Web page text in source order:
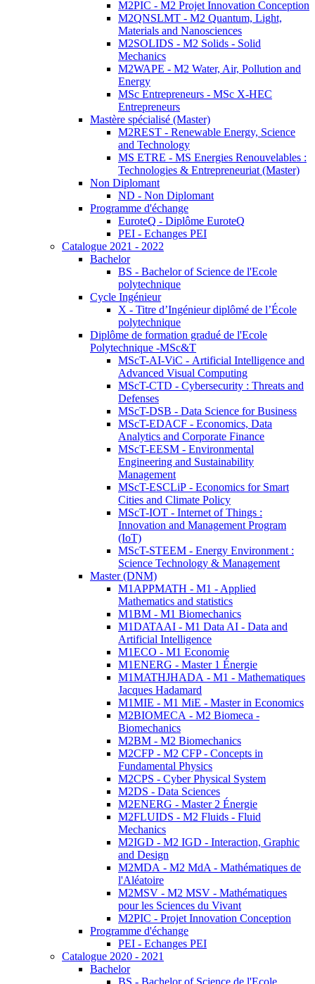
M2PIC - M2 Projet Innovation Conception
M2QNSLMT - M2 Quantum, Light,
Materials and Nanosciences
M2SOLIDS - M2 Solids - Solid
Mechanics
M2WAPE - M2 Water, Air, Pollution and
Energy
MSc Entrepreneurs - MSc X-HEC
Entrepreneurs
Mastère spécialisé (Master)
M2REST - Renewable Energy, Science
and Technology
MS ETRE - MS Energies Renouvelables :
Technologies & Entrepreneuriat (Master)
Non Diplomant
ND - Non Diplomant
Programme d'échange
EuroteQ - Diplôme EuroteQ
PEI - Echanges PEI
Catalogue 2021 - 2022
Bachelor
BS - Bachelor of Science de l'Ecole
polytechnique
Cycle Ingénieur
X - Titre d’Ingénieur diplômé de l’École
polytechnique
Diplôme de formation gradué de l'Ecole
Polytechnique -MSc&T
MScT-AI-ViC - Artificial Intelligence and
Advanced Visual Computing
MScT-CTD - Cybersecurity : Threats and
Defenses
MScT-DSB - Data Science for Business
MScT-EDACF - Economics, Data
Analytics and Corporate Finance
MScT-EESM - Environmental
Engineering and Sustainability
Management
MScT-ESCLiP - Economics for Smart
Cities and Climate Policy
MScT-IOT - Internet of Things :
Innovation and Management Program
(IoT)
MScT-STEEM - Energy Environment :
Science Technology & Management
Master (DNM)
M1APPMATH - M1 - Applied
Mathematics and statistics
M1BM - M1 Biomechanics
M1DATAAI - M1 Data AI - Data and
Artificial Intelligence
M1ECO - M1 Economie
M1ENERG - Master 1 Énergie
M1MATHJHADA - M1 - Mathematiques
Jacques Hadamard
M1MIE - M1 MiE - Master in Economics
M2BIOMECA - M2 Biomeca -
Biomechanics
M2BM - M2 Biomechanics
M2CFP - M2 CFP - Concepts in
Fundamental Physics
M2CPS - Cyber Physical System
M2DS - Data Sciences
M2ENERG - Master 2 Énergie
M2FLUIDS - M2 Fluids - Fluid
Mechanics
M2IGD - M2 IGD - Interaction, Graphic
and Design
M2MDA - M2 MdA - Mathématiques de
l'Aléatoire
M2MSV - M2 MSV - Mathématiques
pour les Sciences du Vivant
M2PIC - Projet Innovation Conception
Programme d'échange
PEI - Echanges PEI
Catalogue 2020 - 2021
Bachelor
BS - Bachelor of Science de l'Ecole